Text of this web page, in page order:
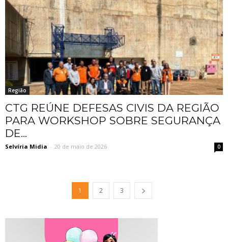
Região
CTG REÚNE DEFESAS CIVIS DA REGIÃO
PARA WORKSHOP SOBRE SEGURANÇA
DE...
Selvíria Midia - 20 de maio de 2026 0
1 2 3